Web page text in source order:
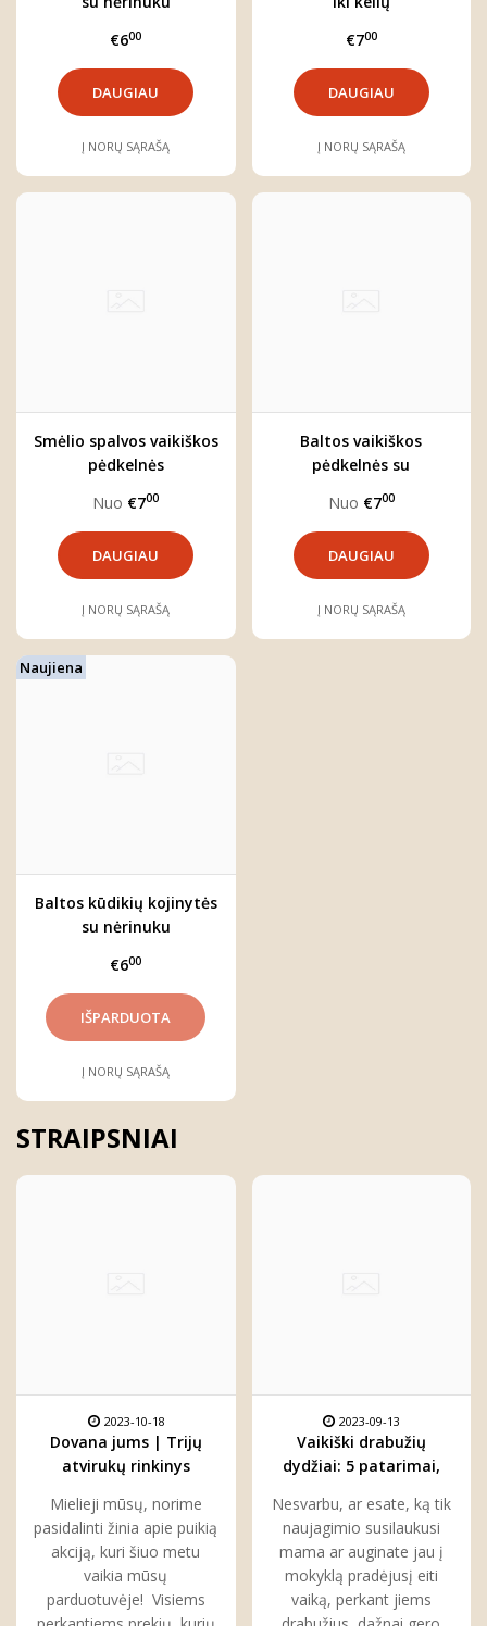
€600
DAUGIAU
Į NORŲ SĄRAŠĄ
€700
DAUGIAU
Į NORŲ SĄRAŠĄ
Smėlio spalvos vaikiškos
pėdkelnės
Nuo €700
DAUGIAU
Į NORŲ SĄRAŠĄ
Baltos vaikiškos
pėdkelnės su
Nuo €700
DAUGIAU
Į NORŲ SĄRAŠĄ
Naujiena
Baltos kūdikių kojinytės
su nėrinuku
€600
Į NORŲ SĄRAŠĄ
STRAIPSNIAI
2023-10-18
Dovana jums | Trijų
atvirukų rinkinys
Mielieji mūsų, norime
pasidalinti žinia apie puikią
akciją, kuri šiuo metu
vaikia mūsų
parduotuvėje! Visiems
2023-09-13
Vaikiški drabužių
dydžiai: 5 patarimai,
pasirinkti
Nesvarbu, ar esate, ką tik
naujagimio susilaukusi
mama ar auginate jau į
mokyklą pradėjusį eiti
vaiką, perkant jiems